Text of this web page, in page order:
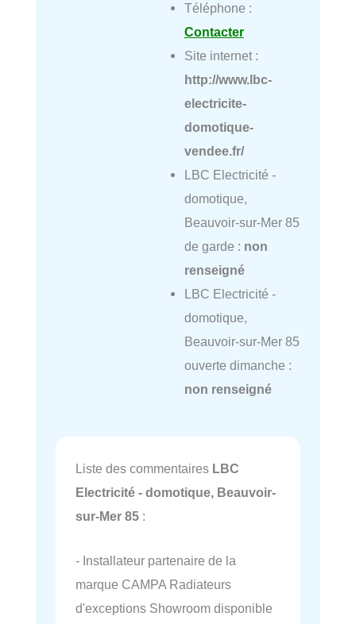
Téléphone :
Contacter
Site internet :
http://www.lbc-
electricite-
domotique-
vendee.fr/
LBC Electricité -
domotique,
Beauvoir-sur-Mer 85
de garde : non
renseigné
LBC Electricité -
domotique,
Beauvoir-sur-Mer 85
ouverte dimanche :
non renseigné
Liste des commentaires LBC
Electricité - domotique, Beauvoir-
sur-Mer 85 :
- Installateur partenaire de la
marque CAMPA Radiateurs
d'exceptions Showroom disponible